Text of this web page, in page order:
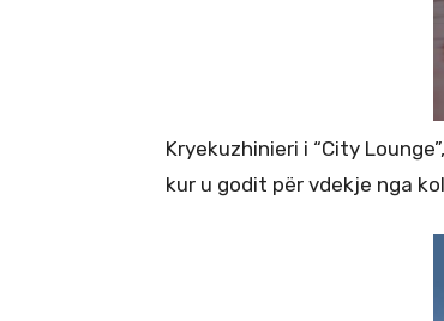
Kryekuzhinieri i “City
kur u godit për vdekje nga